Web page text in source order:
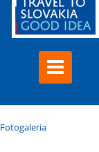
Fotogaleria